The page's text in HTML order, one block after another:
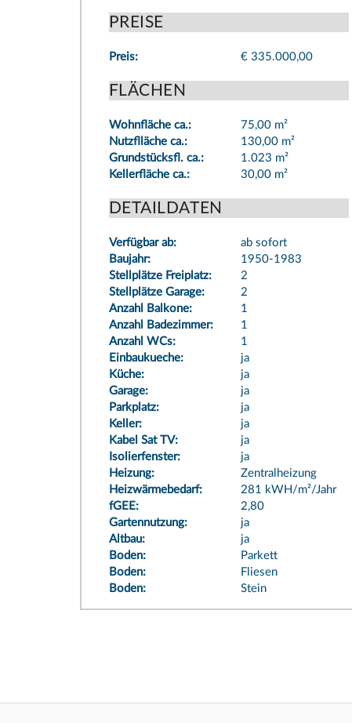
PREISE
Preis: € 335.000,00
FLÄCHEN
Wohnfläche ca.:
75,00 m²
Nutzflläche ca.:
130,00 m²
Grundstücksfl. ca.:
1.023 m²
Kellerfläche ca.:
30,00 m²
DETAILDATEN
Verfügbar ab:
ab sofort
Baujahr:
1950-1983
Stellplätze Freiplatz:
2
Stellplätze Garage:
2
Anzahl Balkone:
1
Anzahl Badezimmer:
1
Anzahl WCs:
1
Einbaukueche:
ja
Küche:
ja
Garage:
ja
Parkplatz:
ja
Keller:
ja
Kabel Sat TV:
ja
Isolierfenster:
ja
Heizung:
Zentralheizung
Heizwärmebedarf:
281 kWH/m²/Jahr
fGEE:
2,80
Gartennutzung:
ja
Altbau:
ja
Boden:
Parkett
Boden:
Fliesen
Boden:
Stein